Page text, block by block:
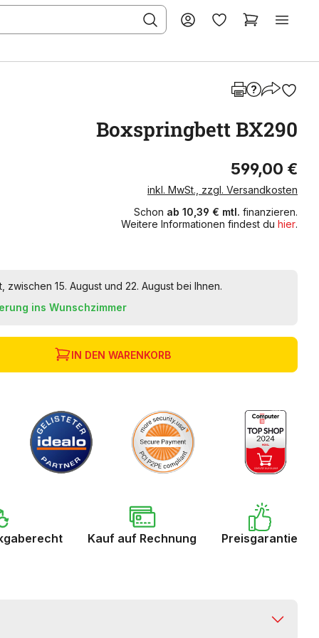
Boxspringbett BX290
599,00 €
inkl. MwSt., zzgl. Versandkosten
Schon ab 10,39 € mtl. finanzieren.
Weitere Informationen findest du hier.
zwischen 15. August und 22. August bei Ihnen.
ins Wunschzimmer
IN DEN WARENKORB
Kauf auf Rechnung Preisgarantie